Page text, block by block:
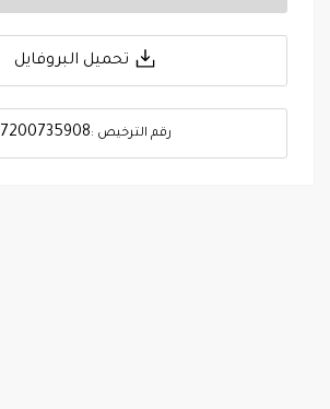
تحميل البروفايل
رقم الترخيص :7200735908